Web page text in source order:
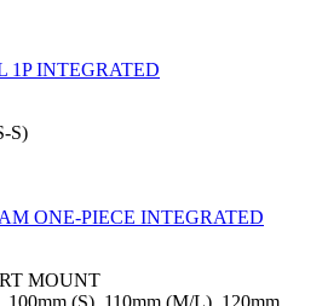
1P INTEGRATED
S)
ONE-PIECE INTEGRATED
MOUNT